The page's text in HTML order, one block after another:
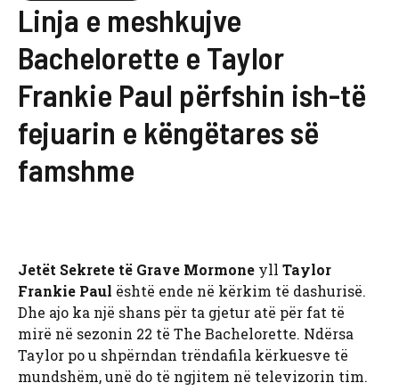
Linja e meshkujve
Bachelorette e Taylor
Frankie Paul përfshin ish-të
fejuarin e këngëtares së
famshme
Jetët Sekrete të Grave Mormone yll Taylor
Frankie Paul është ende në kërkim të dashurisë.
Dhe ajo ka një shans për ta gjetur atë për fat të
mirë në sezonin 22 të The Bachelorette. Ndërsa
Taylor po u shpërndan trëndafila kërkuesve të
mundshëm, unë do të ngjitem në televizorin tim.